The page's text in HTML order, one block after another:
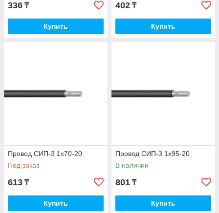
336 ₸
Купить
402 ₸
Купить
Провод СИП-3 1х70-20
Под заказ
613 ₸
Купить
Провод СИП-3 1х95-20
В наличии
801 ₸
Купить